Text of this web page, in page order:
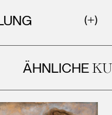
ÄHNLICHE